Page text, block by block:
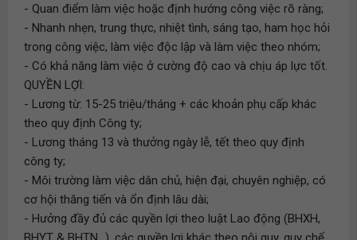
- Quan điểm làm việc hoặc định hướng công việc rõ ràng;
- Nhanh nhẹn, trung thực, nhiệt tình, sáng tạo, ham học hỏi
trong công việc, làm việc độc lập và làm việc theo nhóm;
- Có khả năng làm việc ở cường độ cao và chịu áp lực tốt.
QUYỀN LỢI:
- Lương từ: 15-25 triệu/tháng + các khoản phụ cấp khác
theo quy định Công ty;
- Lương tháng 13 và thưởng ngày lễ, tết theo quy định
công ty;
- Môi trường làm việc dân chủ, hiện đại, chuyên nghiệp, có
cơ hội thăng tiến và ổn định lâu dài;
- Hưởng đầy đủ các quyền lợi theo luật Lao động (BHXH,